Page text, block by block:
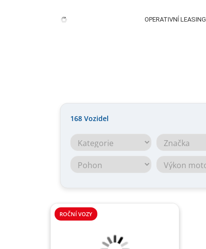
OPERATIVNÍ LEASING
168 Vozidel
ROČNÍ VOZY